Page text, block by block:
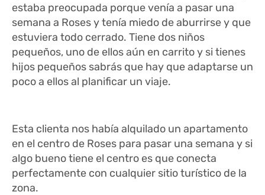
estaba preocupada porque venía a pasar una
semana a Roses y tenía miedo de aburrirse y que
estuviera todo cerrado. Tiene dos niños
pequeños, uno de ellos aún en carrito y si tienes
hijos pequeños sabrás que hay que adaptarse un
poco a ellos al planificar un viaje.
Esta clienta nos había alquilado un apartamento
en el centro de Roses para pasar una semana y si
algo bueno tiene el centro es que conecta
perfectamente con cualquier sitio turístico de la
zona.